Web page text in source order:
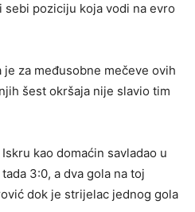
poziciju koja vodi na evro
za međusobne mečeve ovih
šest okršaja nije slavio tim
kao domaćin savladao u
3:0, a dva gola na toj
dok je strijelac jednog gola